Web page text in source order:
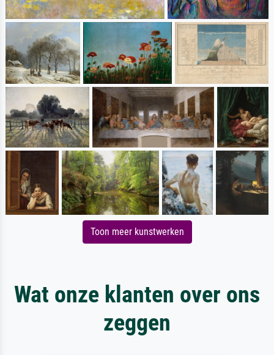
Toon meer kunstwerken
Wat onze klanten over ons
zeggen